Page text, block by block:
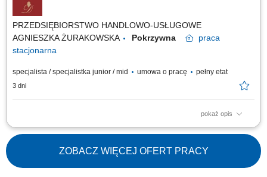
gośćmi, biurami podróży oraz partnerami; Wprowadzanie i aktualizacja
danych w systemie...
PRZEDSIĘBIORSTWO HANDLOWO-USŁUGOWE
AGNIESZKA ŻURAKOWSKA
Pokrzywna
praca
stacjonarna
specjalista / specjalistka junior / mid umowa o pracę pełny etat
3 dni
pokaż opis
Co będzie należało do Twoich obowiązków? profesjonalna obsługa Gości
hotelowych zgodnie ze standardami hotelu, meldowanie i
wymeldowywanie Gości, obsługa rezerwacji telefonicznych, mailowych
oraz bezpośrednich, udzielanie informacji o usługach hotelu, restauracji,
SPA i atrakcjach...
ZOBACZ WIĘCEJ OFERT PRACY